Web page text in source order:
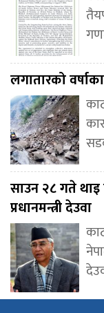
लगातारको
साउन २८ गते थाइ
प्रधानमन्त्री देउवा